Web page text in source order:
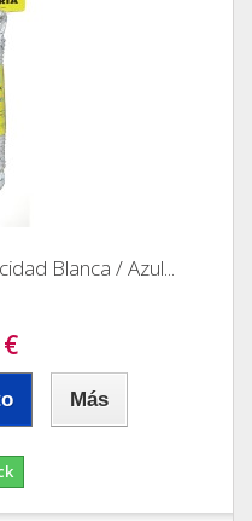
Blanca / Azul...
Más